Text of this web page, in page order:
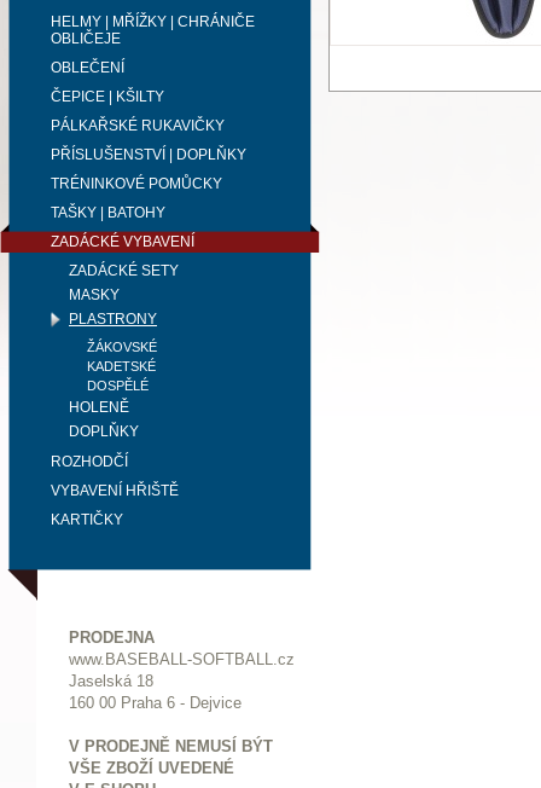
HELMY | MŘÍŽKY | CHRÁNIČE
OBLIČEJE
OBLEČENÍ
ČEPICE | KŠILTY
PÁLKAŘSKÉ RUKAVIČKY
PŘÍSLUŠENSTVÍ | DOPLŇKY
TRÉNINKOVÉ POMŮCKY
TAŠKY | BATOHY
ZADÁCKÉ VYBAVENÍ
ZADÁCKÉ SETY
MASKY
PLASTRONY
ŽÁKOVSKÉ
KADETSKÉ
DOSPĚLÉ
HOLENĚ
DOPLŇKY
ROZHODČÍ
VYBAVENÍ HŘIŠTĚ
KARTIČKY
PRODEJNA
www.BASEBALL-SOFTBALL.cz
Jaselská 18
160 00 Praha 6 - Dejvice
V PRODEJNĚ NEMUSÍ BÝT
VŠE ZBOŽÍ UVEDENÉ